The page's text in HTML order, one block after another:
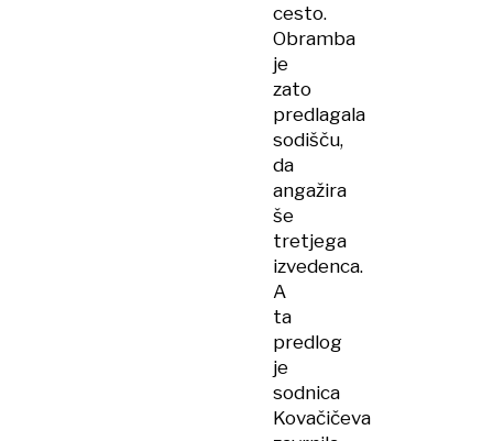
cesto.
Obramba
je
zato
predlagala
sodišču,
da
angažira
še
tretjega
izvedenca.
A
ta
predlog
je
sodnica
Kovačičeva